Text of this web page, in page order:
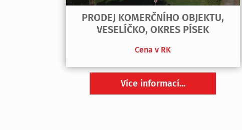
PRODEJ KOMERČNÍHO OBJEKTU,
VESELÍČKO, OKRES PÍSEK
Cena v RK
Více informací...